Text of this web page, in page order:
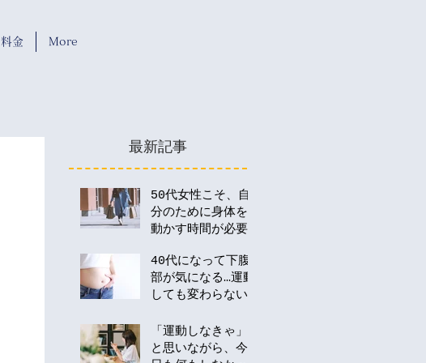
料金 More
最新記事
50代女性こそ、自
分のために身体を
動かす時間が必要
40代になって下腹
部が気になる…運動
しても変わらない
「運動しなきゃ」
と思いながら、今